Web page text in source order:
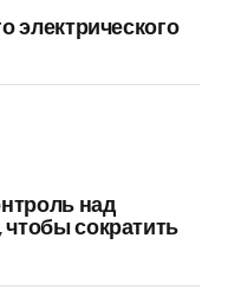
электрического
над
сократить